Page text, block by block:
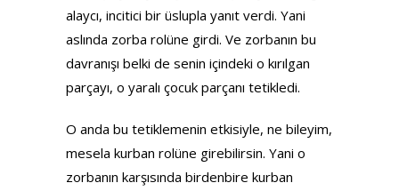
alaycı, incitici bir üslupla yanıt verdi. Yani
aslında zorba rolüne girdi. Ve zorbanın bu
davranışı belki de senin içindeki o kırılgan
parçayı, o yaralı çocuk parçanı tetikledi.
O anda bu tetiklemenin etkisiyle, ne bileyim,
mesela kurban rolüne girebilirsin. Yani o
zorbanın karşısında birdenbire kurban